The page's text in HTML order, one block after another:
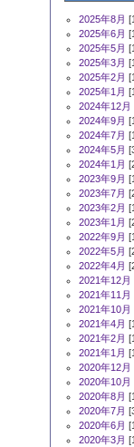
2025年8月
2025年6月
2025年5月
2025年3月
2025年2月
2025年1月
2024年12月
2024年9月
2024年7月
2024年5月
2024年1月
2023年9月
2023年7月
2023年2月
2023年1月
2022年9月
2022年5月
2022年4月
2021年12月
2021年11月
2021年10月
2021年4月
2021年2月
2021年1月
2020年12月
2020年10月
2020年8月
2020年7月
2020年6月
2020年3月